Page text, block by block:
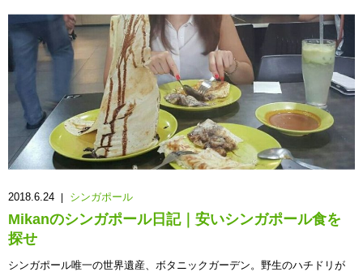
2018.6.24 シンガポール
Mikanのシンガポール日記｜安いシンガポール食を
探せ
シンガポール唯一の世界遺産、ボタニックガーデン。野生のハチドリが